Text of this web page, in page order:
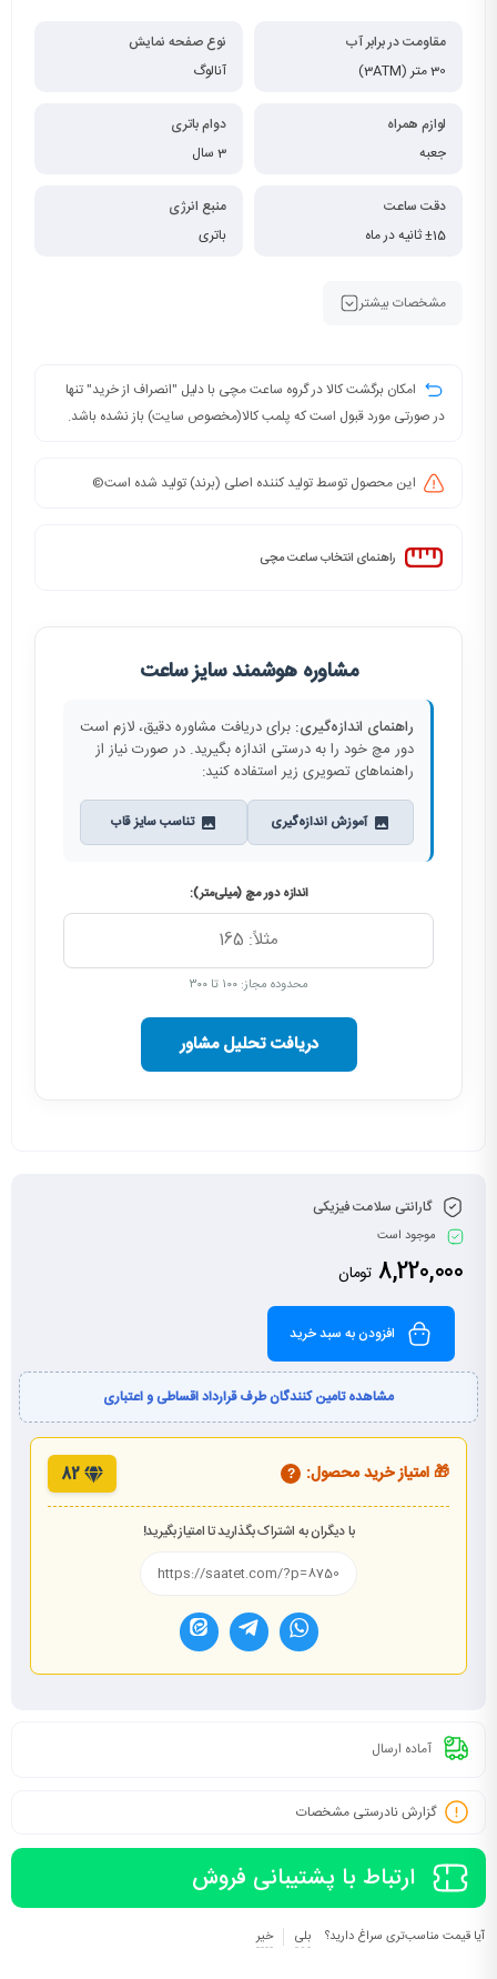
مقاومت در برابر آب
30 متر (3ATM)
نوع صفحه نمایش
آنالوگ
لوازم همراه
جعبه
دوام باتری
3 سال
دقت ساعت
±15 ثانیه در ماه
منبع انرژی
باتری
مشخصات بیشتر
امکان برگشت کالا در گروه ساعت مچی با دلیل "انصراف از خرید" تنها
در صورتی مورد قبول است که پلمب کالا(مخصوص سایت) باز نشده باشد.
این محصول توسط تولید کننده اصلی (برند) تولید شده است©️
راهنمای انتخاب ساعت مچی
مشاوره هوشمند سایز ساعت
راهنمای اندازه‌گیری: برای دریافت مشاوره دقیق، لازم است
دور مچ خود را به درستی اندازه بگیرید. در صورت نیاز از
راهنماهای تصویری زیر استفاده کنید:
آموزش اندازه‌گیری تناسب سایز قاب
اندازه دور مچ (میلی‌متر):
محدوده مجاز: ۱۰۰ تا ۳۰۰
دریافت تحلیل مشاور
گارانتی سلامت فیزیکی
موجود است
8,220,000 تومان
افزودن به سبد خرید
مشاهده تامین کنندگان طرف قرارداد اقساطی و اعتباری
🎁 امتیاز خرید محصول: ?
82
با دیگران به اشتراک بگذارید تا امتیاز بگیرید!
آماده ارسال
گزارش نادرستی مشخصات
ارتباط با پشتیبانی فروش
آیا قیمت مناسب‌تری سراغ دارید؟ بلی خیر